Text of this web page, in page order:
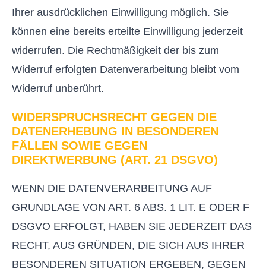
Ihrer ausdrücklichen Einwilligung möglich. Sie
können eine bereits erteilte Einwilligung jederzeit
widerrufen. Die Rechtmäßigkeit der bis zum
Widerruf erfolgten Datenverarbeitung bleibt vom
Widerruf unberührt.
WIDERSPRUCHSRECHT GEGEN DIE
DATENERHEBUNG IN BESONDEREN
FÄLLEN SOWIE GEGEN
DIREKTWERBUNG (ART. 21 DSGVO)
WENN DIE DATENVERARBEITUNG AUF
GRUNDLAGE VON ART. 6 ABS. 1 LIT. E ODER F
DSGVO ERFOLGT, HABEN SIE JEDERZEIT DAS
RECHT, AUS GRÜNDEN, DIE SICH AUS IHRER
BESONDEREN SITUATION ERGEBEN, GEGEN